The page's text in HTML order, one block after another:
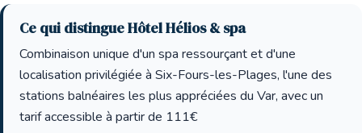
Ce qui distingue Hôtel Hélios & spa
Combinaison unique d'un spa ressourçant et d'une
localisation privilégiée à Six-Fours-les-Plages, l'une des
stations balnéaires les plus appréciées du Var, avec un
tarif accessible à partir de 111€